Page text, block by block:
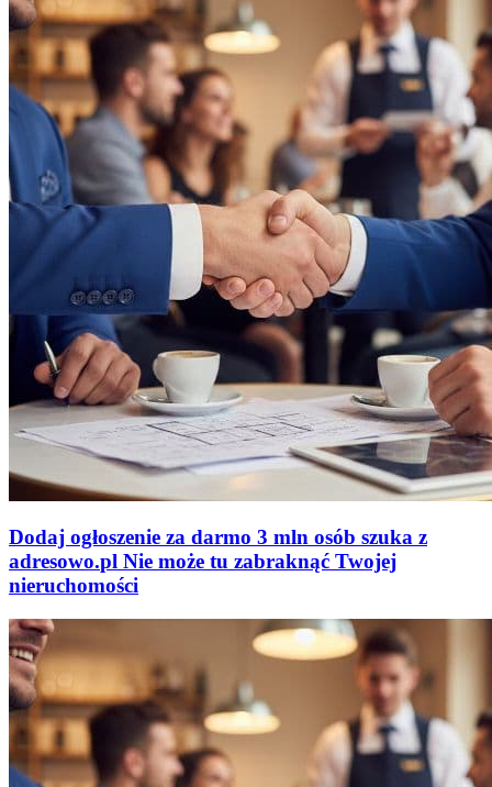
Dodaj ogłoszenie za darmo 3 mln osób szuka z
adresowo.pl Nie może tu zabraknąć Twojej
nieruchomości